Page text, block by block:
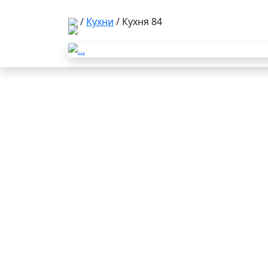
/ Кухни / Кухня 84
Previous